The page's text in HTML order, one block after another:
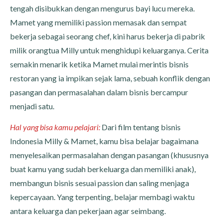
tengah disibukkan dengan mengurus bayi lucu mereka.
Mamet yang memiliki passion memasak dan sempat
bekerja sebagai seorang chef, kini harus bekerja di pabrik
milik orangtua Milly untuk menghidupi keluarganya. Cerita
semakin menarik ketika Mamet mulai merintis bisnis
restoran yang ia impikan sejak lama, sebuah konflik dengan
pasangan dan permasalahan dalam bisnis bercampur
menjadi satu.
Hal yang bisa kamu pelajari: Dari film tentang bisnis
Indonesia Milly & Mamet, kamu bisa belajar bagaimana
menyelesaikan permasalahan dengan pasangan (khususnya
buat kamu yang sudah berkeluarga dan memiliki anak),
membangun bisnis sesuai passion dan saling menjaga
kepercayaan. Yang terpenting, belajar membagi waktu
antara keluarga dan pekerjaan agar seimbang.